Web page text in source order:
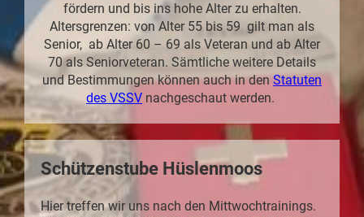
fördern und bis ins hohe Alter zu erhalten.
Altersgrenzen: von Alter 55 bis 59 gilt man als
Senior, ab Alter 60 – 69 als Veteran und ab Alter
70 als Seniorveteran. Sämtliche weitere Details
und Bestimmungen können auch in denStatuten
des VSSV nachgeschaut werden.
Schützenstube Hüslenmoos
Hier treffen wir uns nach den Mittwochtrainings.